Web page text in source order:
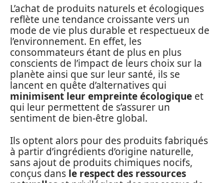
L’achat de produits naturels et écologiques
reflète une tendance croissante vers un
mode de vie plus durable et respectueux de
l’environnement. En effet, les
consommateurs étant de plus en plus
conscients de l’impact de leurs choix sur la
planète ainsi que sur leur santé, ils se
lancent en quête d’alternatives qui
minimisent leur empreinte écologique et
qui leur permettent de s’assurer un
sentiment de bien-être global.
Ils optent alors pour des produits fabriqués
à partir d’ingrédients d’origine naturelle,
sans ajout de produits chimiques nocifs,
conçus dans le respect des ressources